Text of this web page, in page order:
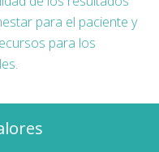
para el paciente y
para los